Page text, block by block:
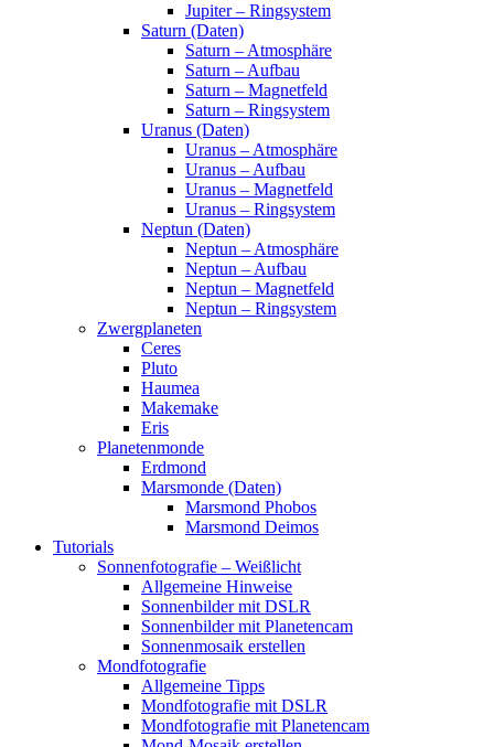
Jupiter – Ringsystem
Saturn (Daten)
Saturn – Atmosphäre
Saturn – Aufbau
Saturn – Magnetfeld
Saturn – Ringsystem
Uranus (Daten)
Uranus – Atmosphäre
Uranus – Aufbau
Uranus – Magnetfeld
Uranus – Ringsystem
Neptun (Daten)
Neptun – Atmosphäre
Neptun – Aufbau
Neptun – Magnetfeld
Neptun – Ringsystem
Zwergplaneten
Ceres
Pluto
Haumea
Makemake
Eris
Planetenmonde
Erdmond
Marsmonde (Daten)
Marsmond Phobos
Marsmond Deimos
Tutorials
Sonnenfotografie – Weißlicht
Allgemeine Hinweise
Sonnenbilder mit DSLR
Sonnenbilder mit Planetencam
Sonnenmosaik erstellen
Mondfotografie
Allgemeine Tipps
Mondfotografie mit DSLR
Mondfotografie mit Planetencam